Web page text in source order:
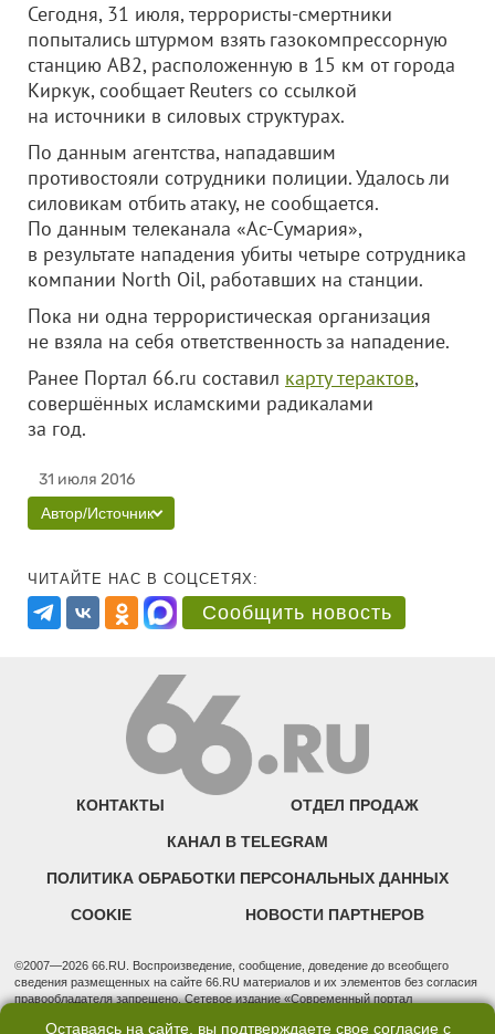
Сегодня, 31 июля, террористы-смертники
попытались штурмом взять газокомпрессорную
станцию AB2, расположенную в 15 км от города
Киркук, сообщает Reuters со ссылкой
на источники в силовых структурах.
По данным агентства, нападавшим
противостояли сотрудники полиции. Удалось ли
силовикам отбить атаку, не сообщается.
По данным телеканала «Ас-Сумария»,
в результате нападения убиты четыре сотрудника
компании North Oil, работавших на станции.
Пока ни одна террористическая организация
не взяла на себя ответственность за нападение.
Ранее Портал 66.ru составил карту терактов,
совершённых исламскими радикалами
за год.
31 июля 2016
Автор/Источник
ЧИТАЙТЕ НАС В СОЦСЕТЯХ:
Сообщить новость
КОНТАКТЫ ОТДЕЛ ПРОДАЖ
КАНАЛ В TELEGRAM
ПОЛИТИКА ОБРАБОТКИ ПЕРСОНАЛЬНЫХ ДАННЫХ
COOKIE НОВОСТИ ПАРТНЕРОВ
©2007—2026 66.RU. Воспроизведение, сообщение, доведение до всеобщего
сведения размещенных на сайте 66.RU материалов и их элементов без согласия
правообладателя запрещено. Сетевое издание «Современный портал
Оставаясь на сайте, вы подтверждаете свое согласие с